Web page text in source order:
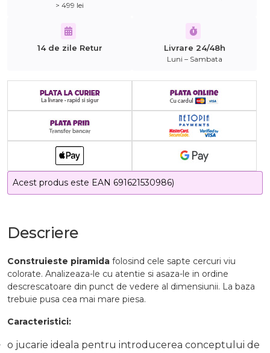
> 499 lei
14 de zile Retur Livrare 24/48h
Luni – Sambata
Acest produs este EAN 691621530986)
Descriere
Construieste piramida folosind cele sapte cercuri viu
colorate. Analizeaza-le cu atentie si asaza-le in ordine
descrescatoare din punct de vedere al dimensiunii. La baza
trebuie pusa cea mai mare piesa.
Caracteristici:
o jucarie ideala pentru introducerea conceptului de